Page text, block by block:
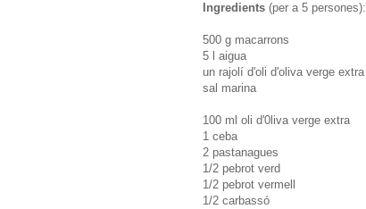
Ingredients (per a 5 persones):
500 g macarrons
5 l aigua
un rajolí d'oli d'oliva verge extra
sal marina
100 ml oli d'0liva verge extra
1 ceba
2 pastanagues
1/2 pebrot verd
1/2 pebrot vermell
1/2 carbassó